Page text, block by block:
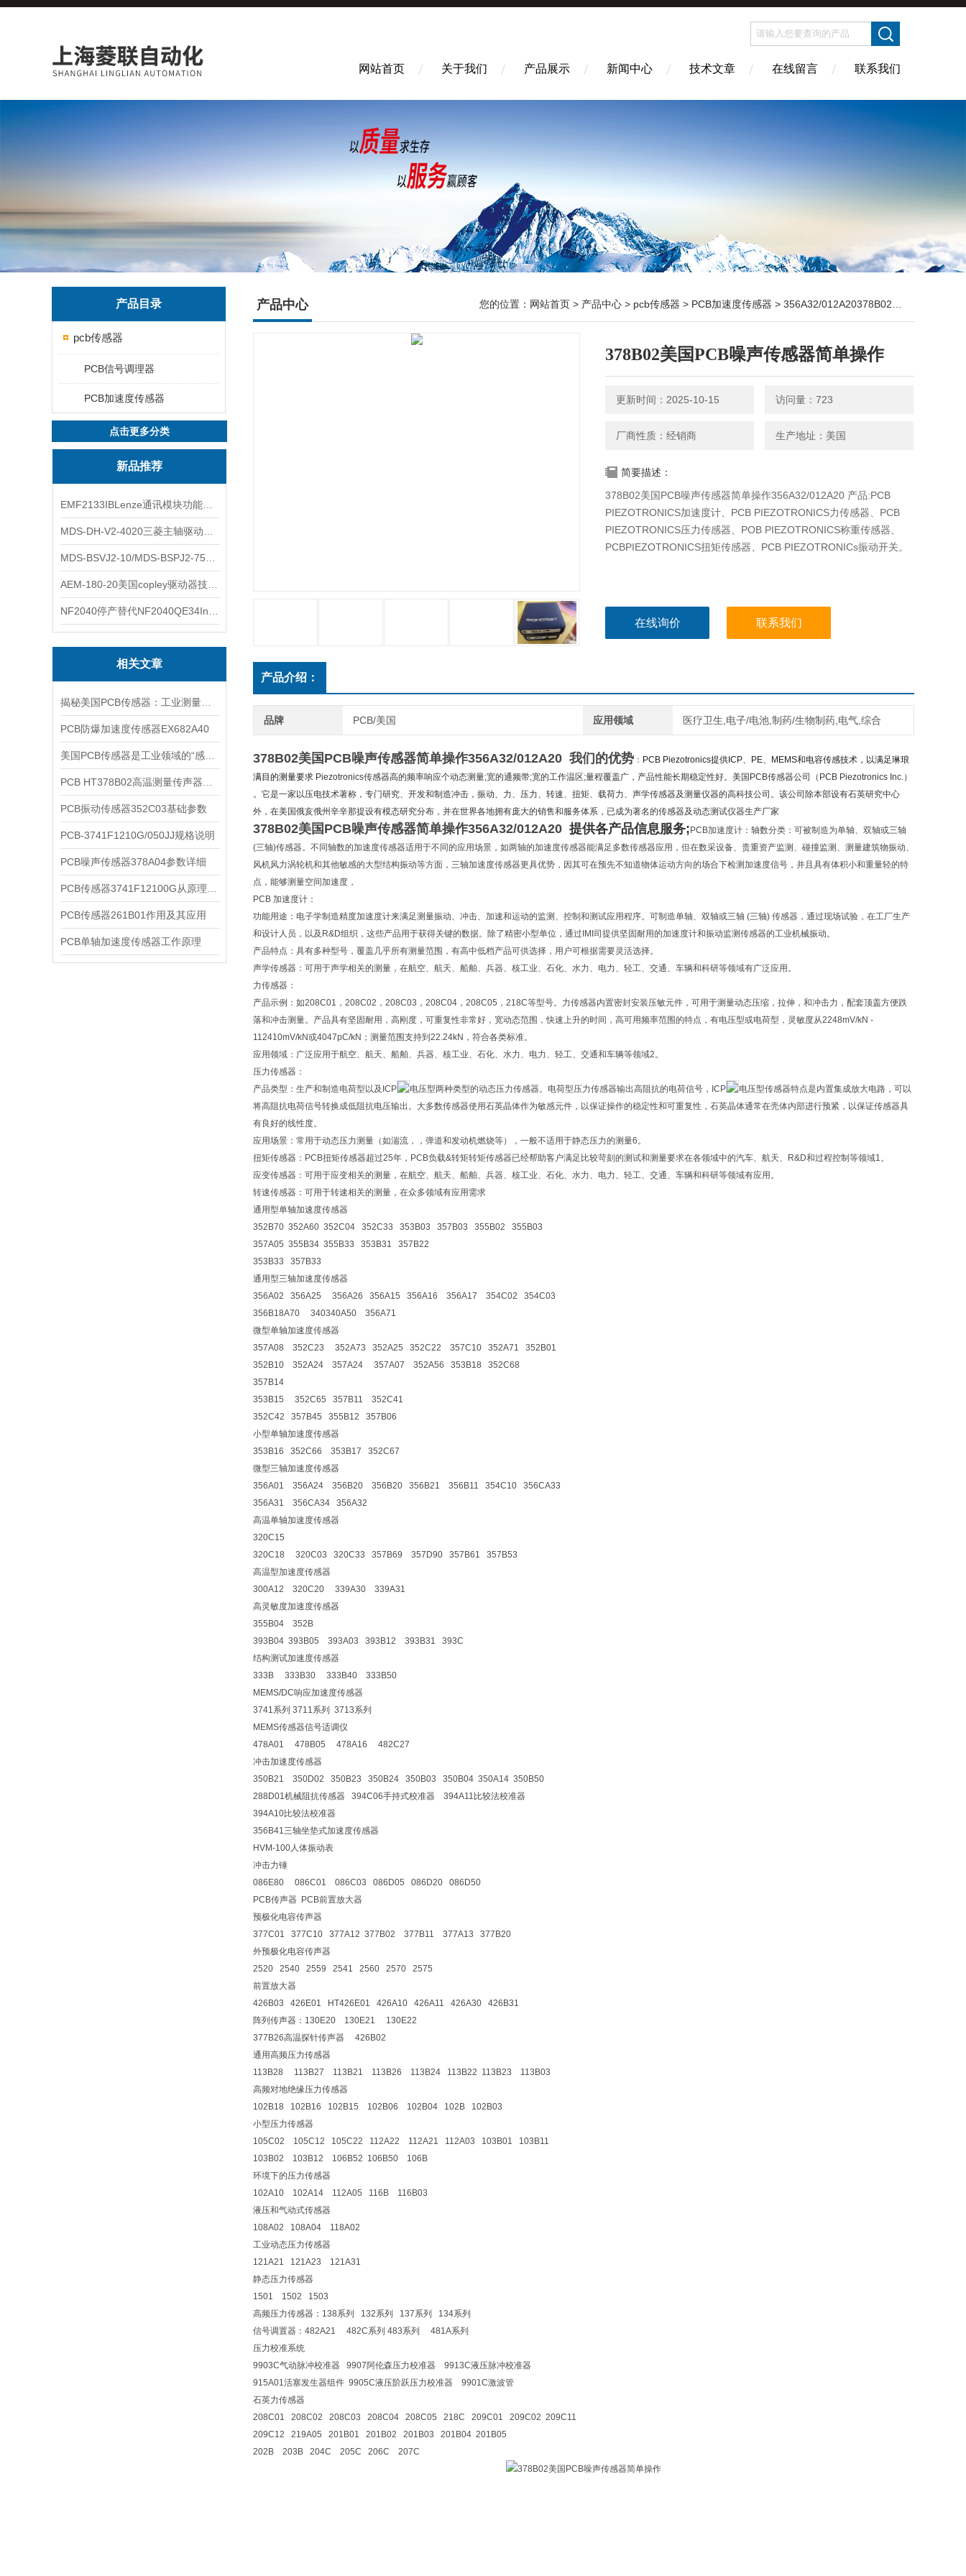
网站首页 关于我们 产品展示 新闻中心 技术文章 在线留言 联系我们
产品目录
pcb传感器
PCB信号调理器
PCB加速度传感器
点击更多分类
新品推荐
相关文章
PCB防爆加速度传感器EX682A40
PCB振动传感器352C03基础参数
PCB-3741F1210G/050JJ规格说明
PCB噪声传感器378A04参数详细
PCB传感器261B01作用及其应用
PCB单轴加速度传感器工作原理
产品中心 您的位置： 网站首页 > 产品中心 > pcb传感器 > PCB加速度传感器 > 356A32/012A20378B02美国PCB噪声传感器简单操作
378B02美国PCB噪声传感器简单操作
更新时间：2025-10-15 访问量：723
厂商性质：经销商 生产地址：美国
简要描述：
378B02美国PCB噪声传感器简单操作356A32/012A20 产品:PCB
PIEZOTRONICS加速度计、PCB PIEZOTRONICS力传感器、PCB
PIEZOTRONICS压力传感器、POB PIEZOTRONICS称重传感器、
PCBPIEZOTRONICS扭矩传感器、PCB PIEZOTRONICs振动开关。
在线询价 联系我们
产品介绍：
品牌 PCB/美国 应用领域 医疗卫生,电子/电池,制药/生物制药,电气,综合
378B02美国PCB噪声传感器简单操作356A32/012A20 我们的优势 ： PCB Piezotronics提供ICP、PE、MEMS和电容传感技术，以满足琳琅
满目的测量要求 Piezotronics传感器高的频率响应个动态测量;宽的通频带;宽的工作温区;量程覆盖广，产品性能长期稳定性好。美国PCB传感器公司（PCB Piezotronics Inc.）
。它是一家以压电技术著称，专门研究、开发和制造冲击，振动、力、压力、转速、扭矩、载荷力、声学传感器及测量仪器的高科技公司。该公司除本部设有石英研究中心
外，在美国俄亥俄州辛辛那提设有模态研究分布，并在世界各地拥有庞大的销售和服务体系，已成为著名的传感器及动态测试仪器生产厂家
378B02美国PCB噪声传感器简单操作356A32/012A20 提供各产品信息服务; PCB加速度计：轴数分类：可被制造为单轴、双轴或三轴
(三轴)传感器。不同轴数的加速度传感器适用于不同的应用场景，如两轴的加速度传感器能满足多数传感器应用，但在数采设备、贵重资产监测、碰撞监测、测量建筑物振动、
风机风力涡轮机和其他敏感的大型结构振动等方面，三轴加速度传感器更具优势，因其可在预先不知道物体运动方向的场合下检测加速度信号，并且具有体积小和重量轻的特
点，能够测量空间加速度，
PCB 加速度计：
功能用途：电子学制造精度加速度计来满足测量振动、冲击、加速和运动的监测、控制和测试应用程序。可制造单轴、双轴或三轴 (三轴) 传感器，通过现场试验，在工厂生产
和设计人员，以及R&D组织，这些产品用于获得关键的数据。除了精密小型单位，通过IMI司提供坚固耐用的加速度计和振动监测传感器的工业机械振动。
产品特点：具有多种型号，覆盖几乎所有测量范围，有高中低档产品可供选择，用户可根据需要灵活选择。
声学传感器：可用于声学相关的测量，在航空、航天、船舶、兵器、核工业、石化、水力、电力、轻工、交通、车辆和科研等领域有广泛应用。
力传感器：
产品示例：如208C01，208C02，208C03，208C04，208C05，218C等型号。力传感器内置密封安装压敏元件，可用于测量动态压缩，拉伸，和冲击力，配套顶盖方便跌
落和冲击测量。产品具有坚固耐用，高刚度，可重复性非常好，宽动态范围，快速上升的时间，高可用频率范围的特点，有电压型或电荷型，灵敏度从2248mV/kN -
112410mV/kN或4047pC/kN；测量范围支持到22.24kN，符合各类标准。
应用领域：广泛应用于航空、航天、船舶、兵器、核工业、石化、水力、电力、轻工、交通和车辆等领域2。
压力传感器：
产品类型：生产和制造电荷型以及ICP
电压型两种类型的动态压力传感器。电荷型压力传感器输出高阻抗的电荷信号，ICP
电压型传感器特点是内置集成放大电路，可以
将高阻抗电荷信号转换成低阻抗电压输出。大多数传感器使用石英晶体作为敏感元件，以保证操作的稳定性和可重复性，石英晶体通常在壳体内部进行预紧，以保证传感器具
有良好的线性度。
应用场景：常用于动态压力测量（如湍流，，弹道和发动机燃烧等），一般不适用于静态压力的测量6。
扭矩传感器：PCB扭矩传感器超过25年，PCB负载&转矩转矩传感器已经帮助客户满足比较苛刻的测试和测量要求在各领域中的汽车、航天、R&D和过程控制等领域1。
应变传感器：可用于应变相关的测量，在航空、航天、船舶、兵器、核工业、石化、水力、电力、轻工、交通、车辆和科研等领域有应用。
转速传感器：可用于转速相关的测量，在众多领域有应用需求
通用型单轴加速度传感器
352B70 352A60 352C04 352C33 353B03 357B03 355B02 355B03
357A05 355B34 355B33 353B31 357B22
353B33 357B33
通用型三轴加速度传感器
356A02 356A25 356A26 356A15 356A16 356A17 354C02 354C03
356B18A70 340340A50 356A71
微型单轴加速度传感器
357A08 352C23 352A73 352A25 352C22 357C10 352A71 352B01
352B10 352A24 357A24 357A07 352A56 353B18 352C68
357B14
353B15 352C65 357B11 352C41
352C42 357B45 355B12 357B06
小型单轴加速度传感器
353B16 352C66 353B17 352C67
微型三轴加速度传感器
356A01 356A24 356B20 356B20 356B21 356B11 354C10 356CA33
356A31 356CA34 356A32
高温单轴加速度传感器
320C15
320C18 320C03 320C33 357B69 357D90 357B61 357B53
高温型加速度传感器
300A12 320C20 339A30 339A31
高灵敏度加速度传感器
355B04 352B
393B04 393B05 393A03 393B12 393B31 393C
结构测试加速度传感器
333B 333B30 333B40 333B50
MEMS/DC响应加速度传感器
3741系列 3711系列 3713系列
MEMS传感器信号适调仪
478A01 478B05 478A16 482C27
冲击加速度传感器
350B21 350D02 350B23 350B24 350B03 350B04 350A14 350B50
288D01机械阻抗传感器 394C06手持式校准器 394A11比较法校准器
394A10比较法校准器
356B41三轴坐垫式加速度传感器
HVM-100人体振动表
冲击力锤
086E80 086C01 086C03 086D05 086D20 086D50
PCB传声器 PCB前置放大器
预极化电容传声器
377C01 377C10 377A12 377B02 377B11 377A13 377B20
外预极化电容传声器
2520 2540 2559 2541 2560 2570 2575
前置放大器
426B03 426E01 HT426E01 426A10 426A11 426A30 426B31
阵列传声器：130E20 130E21 130E22
377B26高温探针传声器 426B02
通用高频压力传感器
113B28 113B27 113B21 113B26 113B24 113B22 113B23 113B03
高频对地绝缘压力传感器
102B18 102B16 102B15 102B06 102B04 102B 102B03
小型压力传感器
105C02 105C12 105C22 112A22 112A21 112A03 103B01 103B11
103B02 103B12 106B52 106B50 106B
环境下的压力传感器
102A10 102A14 112A05 116B 116B03
液压和气动式传感器
108A02 108A04 118A02
工业动态压力传感器
121A21 121A23 121A31
静态压力传感器
1501 1502 1503
高频压力传感器：138系列 132系列 137系列 134系列
信号调置器：482A21 482C系列 483系列 481A系列
压力校准系统
9903C气动脉冲校准器 9907阿伦森压力校准器 9913C液压脉冲校准器
915A01活塞发生器组件 9905C液压阶跃压力校准器 9901C激波管
石英力传感器
208C01 208C02 208C03 208C04 208C05 218C 209C01 209C02 209C11
209C12 219A05 201B01 201B02 201B03 201B04 201B05
202B 203B 204C 205C 206C 207C